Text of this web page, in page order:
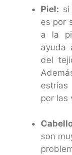
Piel:
es por
a la
ayuda
del
por las
son